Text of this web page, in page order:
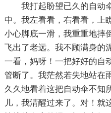
我打起盼望已久的自动
中。我左看看，右看看，上
小心脚底一滑，我重重地摔
飞出了老远。我不顾满身的
一看，妈呀！一把好好的自
管断了。我茫然若失地站在
久久地看着这把自动伞不知
儿，我清醒过来了。对！就